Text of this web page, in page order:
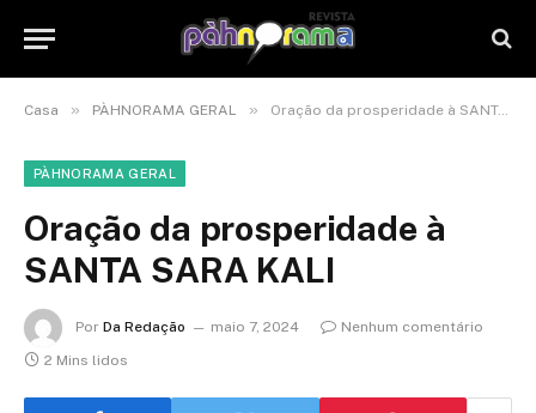
Casa » PÀHNORAMA GERAL » Oração da prosperidade à SANTA SARA KALI
PÀHNORAMA GERAL
Oração da prosperidade à
SANTA SARA KALI
Por Da Redação maio 7, 2024
Nenhum comentário
2 Mins lidos